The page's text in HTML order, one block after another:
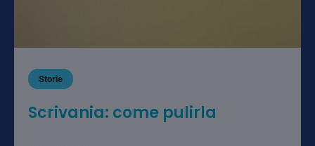
Storie
Scrivania: come pulirla